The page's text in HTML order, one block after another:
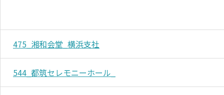
475_湘和会堂_横浜支社
544_都筑セレモニーホール_